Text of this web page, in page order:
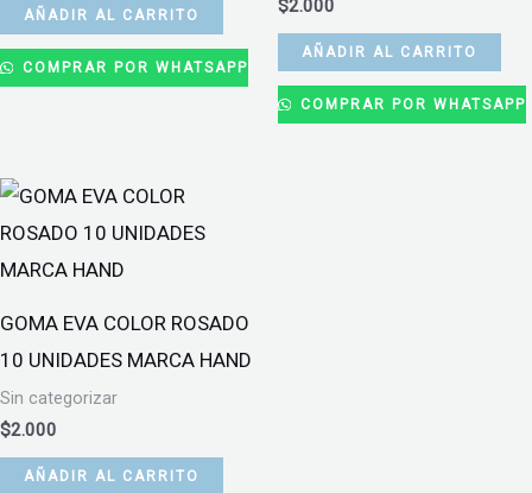
AÑADIR AL CARRITO
COMPRAR POR WHATSAPP
$2.000
AÑADIR AL CARRITO
COMPRAR POR WHATSAPP
GOMA EVA COLOR ROSADO
10 UNIDADES MARCA HAND
Sin categorizar
$2.000
AÑADIR AL CARRITO